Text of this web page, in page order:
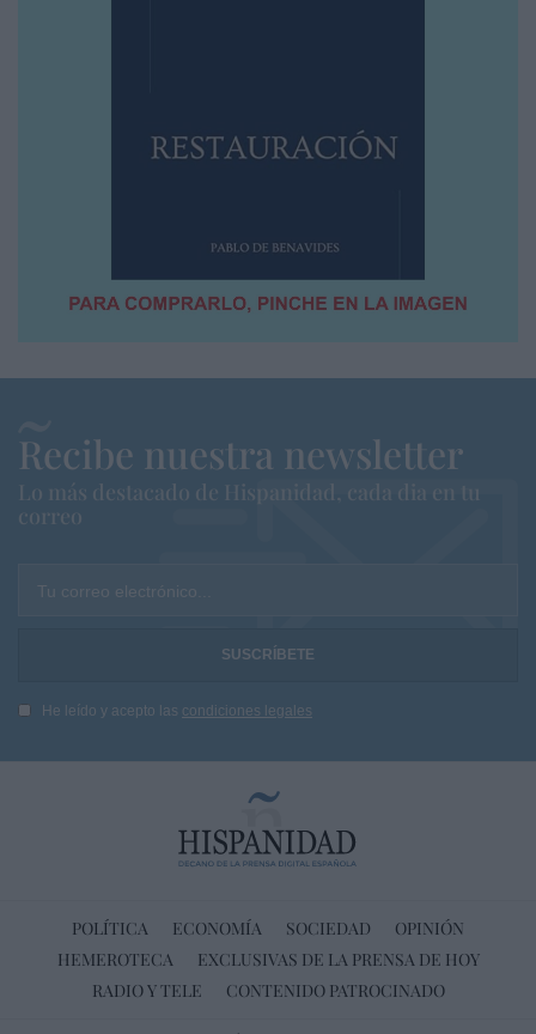
Recibe nuestra newsletter
Lo más destacado de Hispanidad, cada dia en tu
correo
Tu correo electrónico...
He leído y acepto las condiciones legales
POLÍTICA ECONOMÍA SOCIEDAD
OPINIÓN
HEMEROTECA
EXCLUSIVAS DE LA PRENSA DE HOY
RADIO Y TELE
CONTENIDO PATROCINADO